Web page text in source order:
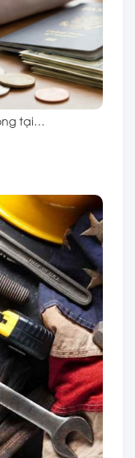
tại…